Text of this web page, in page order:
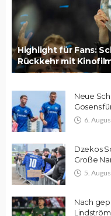
Highlight für Fans:
Rückkehr mit
Neue
Gosens
6.
Dzekos
Große
5.
Nach